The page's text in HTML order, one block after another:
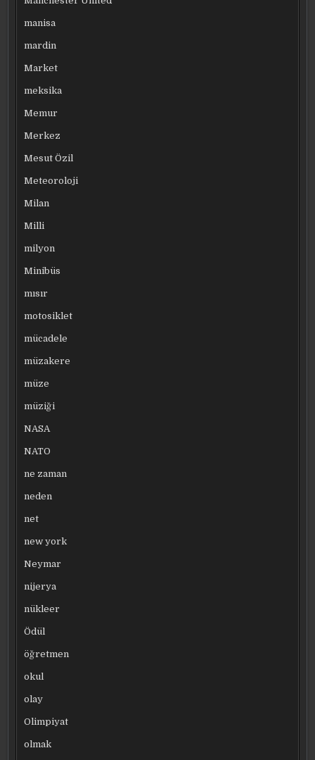
manisa
mardin
Market
meksika
Memur
Merkez
Mesut Özil
Meteoroloji
Milan
Milli
milyon
Minibüs
mısır
motosiklet
mücadele
müzakere
müze
müziği
NASA
NATO
ne zaman
neden
net
new york
Neymar
nijerya
nükleer
Ödül
öğretmen
okul
olay
Olimpiyat
olmak